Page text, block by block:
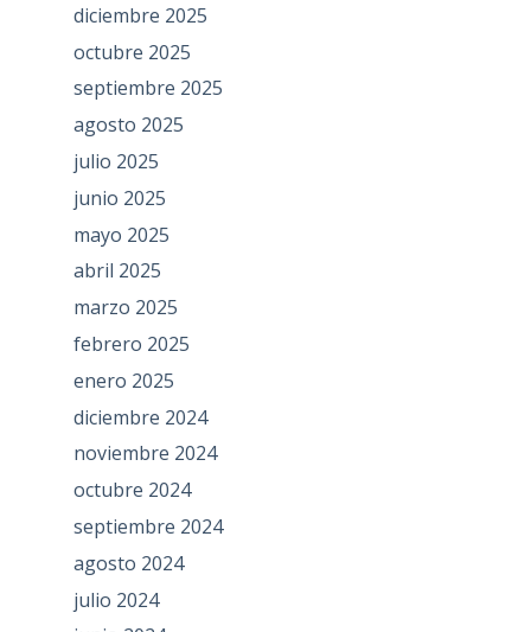
diciembre 2025
octubre 2025
septiembre 2025
agosto 2025
julio 2025
junio 2025
mayo 2025
abril 2025
marzo 2025
febrero 2025
enero 2025
diciembre 2024
noviembre 2024
octubre 2024
septiembre 2024
agosto 2024
julio 2024